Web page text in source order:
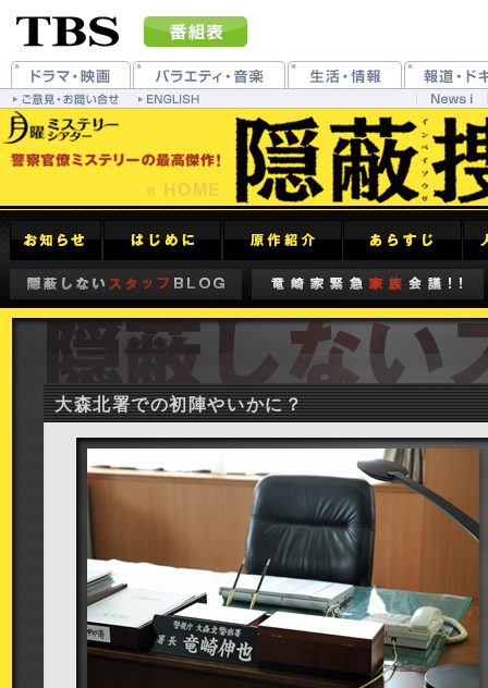
« HOME
大森北署での初陣やいかに？